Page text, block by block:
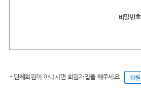
비밀번호
- 단체회원이 아니시면 회원가입을 해주세요.